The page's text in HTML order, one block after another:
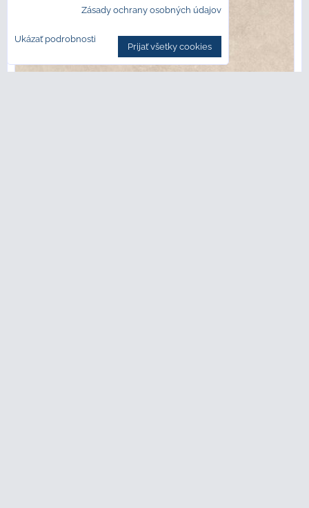
Zásady ochrany osobných údajov
Ukázať podrobnosti
Prijať všetky cookies